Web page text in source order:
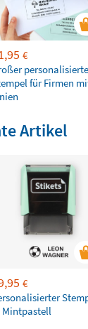
€
für Firmen
Artikel
€
Mintpastell